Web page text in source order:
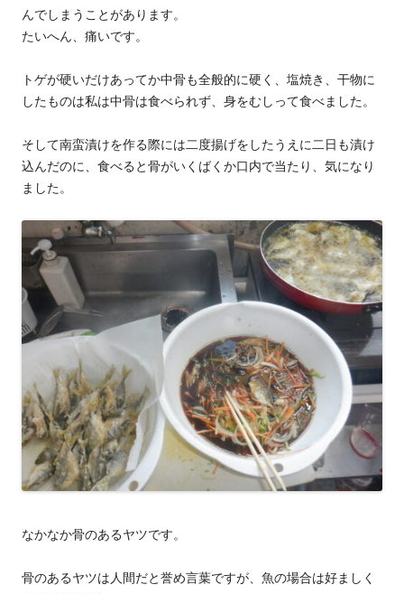
んでしまうことがあります。
たいへん、痛いです。
トゲが硬いだけあってか中骨も全般的に硬く、塩焼き、干物に
したものは私は中骨は食べられず、身をむしって食べました。
そして南蛮漬けを作る際には二度揚げをしたうえに二日も漬け
込んだのに、食べると骨がいくばくか口内で当たり、気になり
ました。
なかなか骨のあるヤツです。
骨のあるヤツは人間だと誉め言葉ですが、魚の場合は好ましく